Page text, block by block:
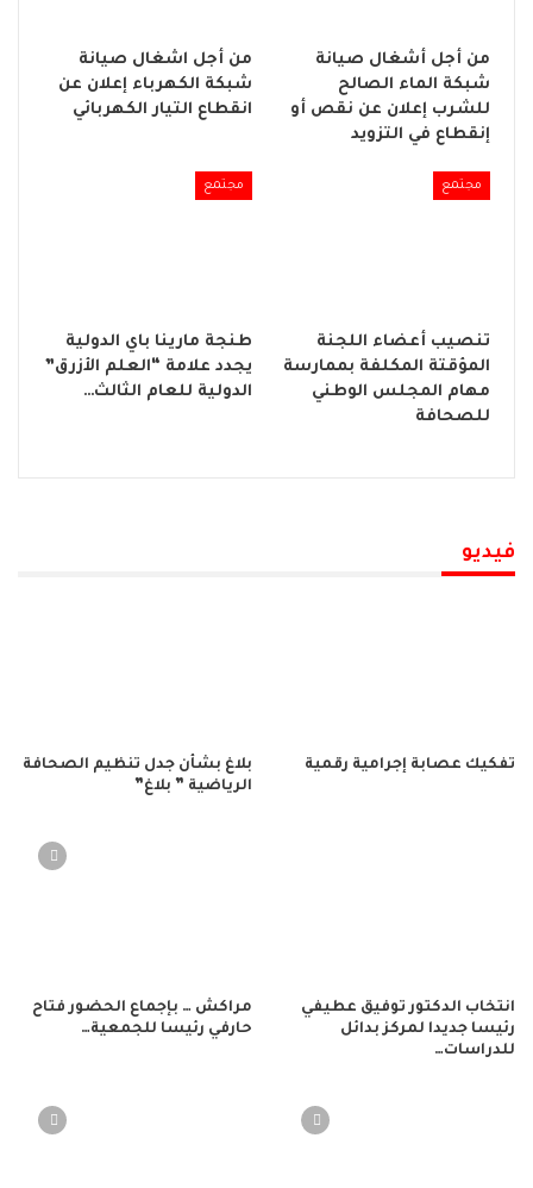
من أجل أشغال صيانة
شبكة الماء الصالح
للشرب إعلان عن نقص أو
إنقطاع في التزويد
من أجل اشغال صيانة
شبكة الكهرباء إعلان عن
انقطاع التيار الكهربائي
مجتمع
تنصيب أعضاء اللجنة
المؤقتة المكلفة بممارسة
مهام المجلس الوطني
للصحافة
مجتمع
طنجة مارينا باي الدولية
يجدد علامة “العلم الأزرق”
الدولية للعام الثالث…
فيديو
تفكيك عصابة إجرامية رقمية
بلاغ بشأن جدل تنظيم الصحافة
الرياضية ” بلاغ”
انتخاب الدكتور توفيق عطيفي
رئيسا جديدا لمركز بدائل
للدراسات…
مراكش … بإجماع الحضور فتاح
حارفي رئيسا للجمعية…